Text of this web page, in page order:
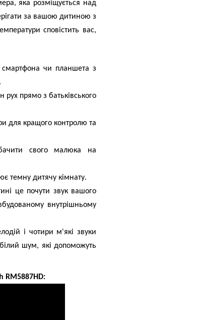
яка розміщується над
за вашою дитиною з
сповістить вас,
чи планшета з
рух прямо з батьківського
для кращого контролю та
свого малюка на
темну дитячу кімнату.
це почути звук вашого
внутрішньому
і чотири м'які звуки
шум, які допоможуть
RM5887HD: